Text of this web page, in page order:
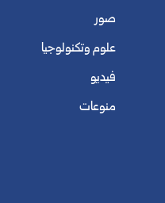
صور
علوم وتكنولوجيا
فيديو
منوعات